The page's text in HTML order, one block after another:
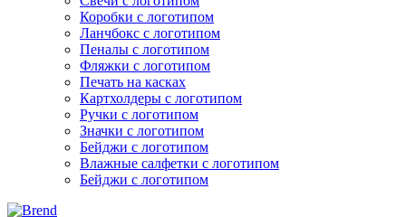
Коробки с логотипом
Ланчбокс с логотипом
Пеналы с логотипом
Фляжки с логотипом
Печать на касках
Картхолдеры с логотипом
Ручки с логотипом
Значки с логотипом
Бейджи с логотипом
Влажные салфетки с логотипом
Бейджи с логотипом